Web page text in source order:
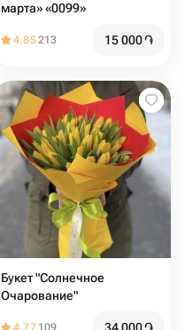
марта» «0099»
4.85213 15 000֏
Букет "Солнечное
Очарование"
4.77 109